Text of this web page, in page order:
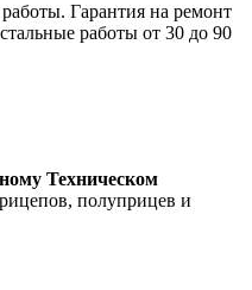
Гарантия на ремонт
работы от 30 до 90
Техническом
полуприцев и